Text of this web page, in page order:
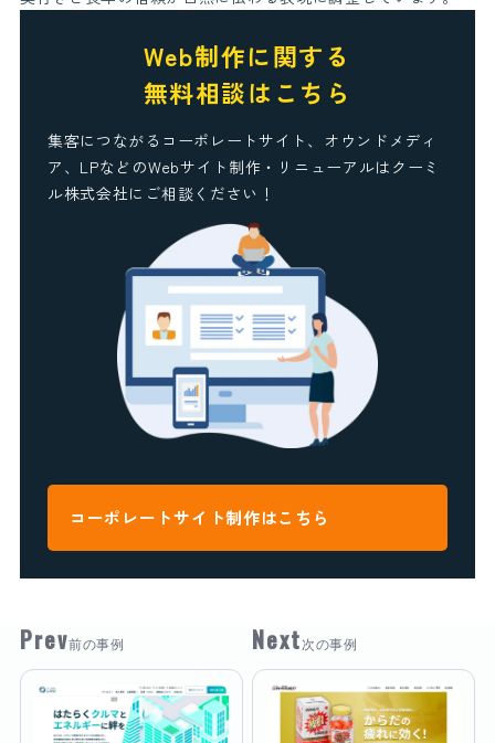
Web制作に関する
無料相談はこちら
集客につながるコーポレートサイト、オウンドメディ
ア、LPなどのWebサイト制作・リニューアルはクーミ
ル株式会社にご相談ください！
コーポレートサイト制作はこちら
Prev前の事例 Next次の事例